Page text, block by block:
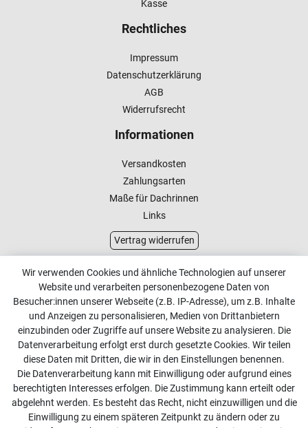
Kasse
Rechtliches
Impressum
Datenschutzerklärung
AGB
Widerrufsrecht
Informationen
Versandkosten
Zahlungsarten
Maße für Dachrinnen
Links
Vertrag widerrufen
Kundenservice
Kontakt
Online Retourenservice
Kontakt
info@dachdecker-shop.de
+49 3501 507295
Montag - Freitag, 08:00 - 16:00
Wir verwenden Cookies und ähnliche Technologien auf unserer
Website und verarbeiten personenbezogene Daten von
Besucher:innen unserer Webseite (z.B. IP-Adresse), um z.B. Inhalte
und Anzeigen zu personalisieren, Medien von Drittanbietern
einzubinden oder Zugriffe auf unsere Website zu analysieren. Die
Datenverarbeitung erfolgt erst durch gesetzte Cookies. Wir teilen
diese Daten mit Dritten, die wir in den Einstellungen benennen.
Die Datenverarbeitung kann mit Einwilligung oder aufgrund eines
berechtigten Interesses erfolgen. Die Zustimmung kann erteilt oder
abgelehnt werden. Es besteht das Recht, nicht einzuwilligen und die
Einwilligung zu einem späteren Zeitpunkt zu ändern oder zu